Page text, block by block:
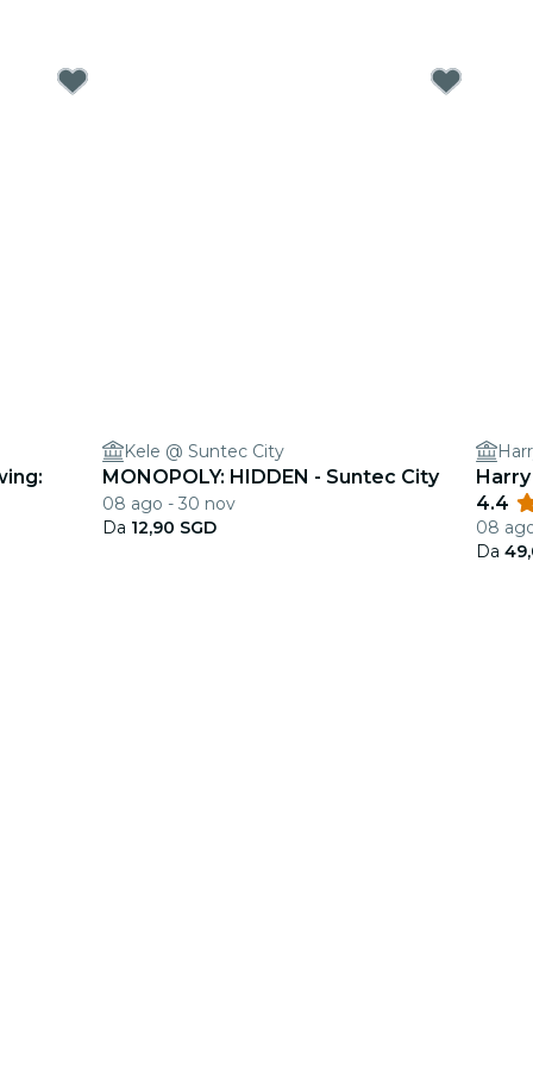
Kele @ Suntec City
MONOPOLY: HIDDEN - Suntec City
08 ago - 30 nov
Da 12,90 SGD
4.4
08
Da